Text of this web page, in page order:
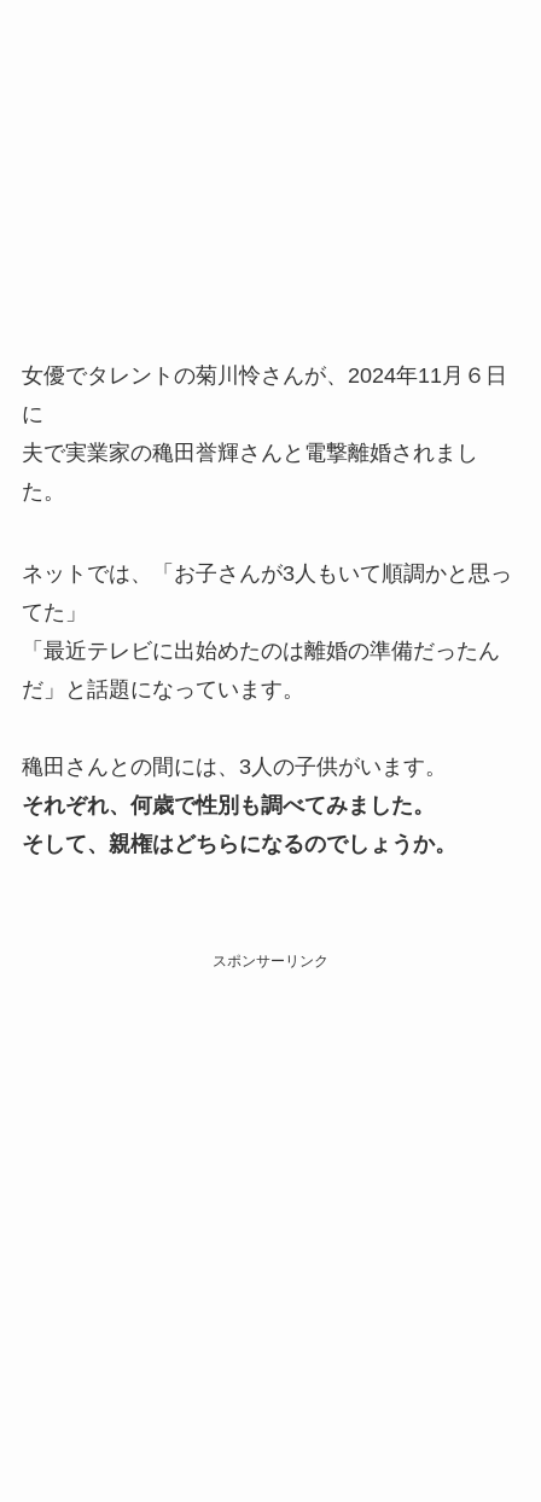
女優でタレントの菊川怜さんが、2024年11月６日
に
夫で実業家の穐田誉輝さんと電撃離婚されまし
た。
ネットでは、「お子さんが3人もいて順調かと思っ
てた」
「最近テレビに出始めたのは離婚の準備だったん
だ」と話題になっています。
穐田さんとの間には、3人の子供がいます。
それぞれ、何歳で性別も調べてみました。
そして、親権はどちらになるのでしょうか。
スポンサーリンク